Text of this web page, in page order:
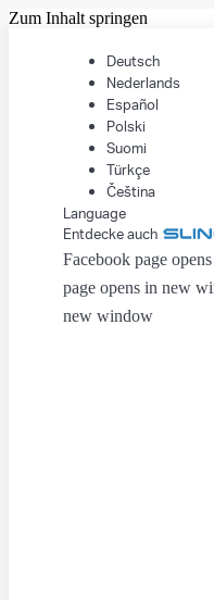
Zum Inhalt springen
Deutsch
Nederlands
Español
Polski
Suomi
Türkçe
Čeština
Language
Entdecke auch
Facebook page
page opens in new
new window